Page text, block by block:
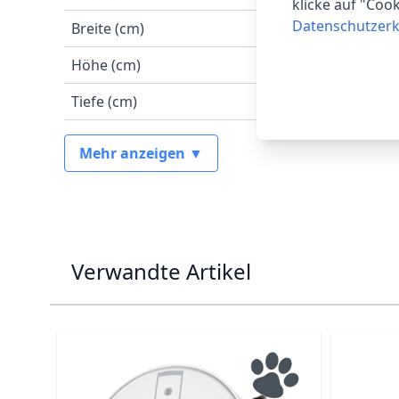
Breite (cm)
Höhe (cm)
Tiefe (cm)
Mehr anzeigen ▼
Verwandte Artikel
klicke auf